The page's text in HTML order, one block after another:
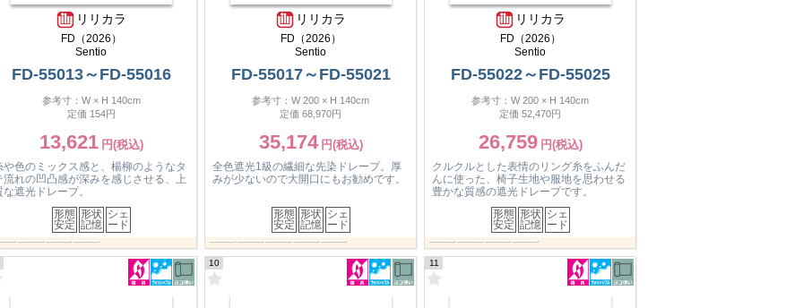
リリカラ
Sentio
FD-55017～FD-55021
参考寸：W 200 × H 140cm
定価 68,970円
35,174
色遮光1級の繊細な先染ドレープ。厚
が少ないので大開口にもお勧めです。
形態
安定
形状
記憶
シェ
ード
リリカラ
Sentio
FD-55022～FD-55025
参考寸：W 200 × H 140cm
定価 52,470円
26,759
クルクルとした表情のリング糸をふんだ
豊かな質感の遮光ドレープです。
形態
安定
形状
記憶
シェ
ード
リリカラ
Sentio
FD-55026～FD-55028
参考寸：W 200 × H 140cm
定価 132,000円
67,320
刺繍を大胆に入れ尽くしたエンブロイダ
リー。仕上り丈によっては総柄としてお
使いいただけます。
形態
安定
形状
記憶
ウエ
イト
シェ
ード